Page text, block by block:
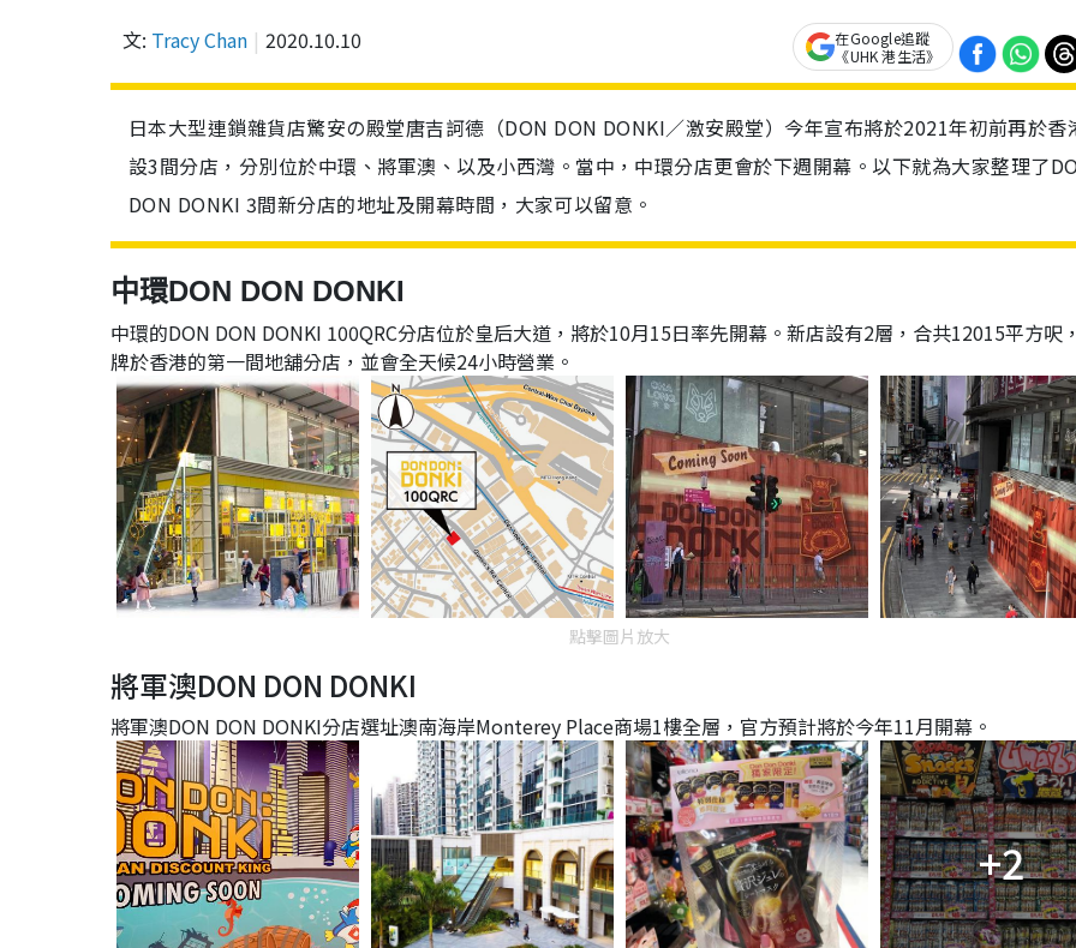
文: Tracy Chan 2020.10.10
在Google追蹤
《UHK 港生活》
日本大型連鎖雜貨店驚安の殿堂唐吉訶德（DON DON DONKI／激安殿堂）今年宣布將於2021年初前再於香
設3間分店，分別位於中環、將軍澳、以及小西灣。當中，中環分店更會於下週開幕。以下就為大家整理了
DON DONKI 3間新分店的地址及開幕時間，大家可以留意。
中環DON DON DONKI
中環的DON DON DONKI 100QRC分店位於皇后大道，將於10月15日率先開幕。新店設有2層，合共12015平方呎
牌於香港的第一間地舖分店，並會全天候24小時營業。
點擊圖片放大
將軍澳DON DON DONKI
將軍澳DON DON DONKI分店選址澳南海岸Monterey Place商場1樓全層，官方預計將於今年11月開幕。
+2